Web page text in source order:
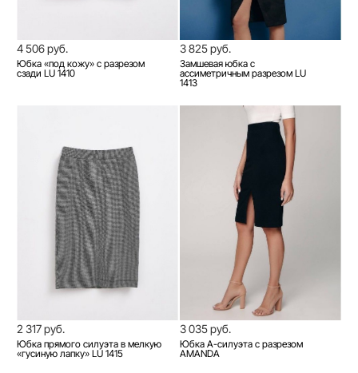
4 506 руб.
Юбка «под кожу» с разрезом
сзади LU 1410
3 825 руб.
Замшевая юбка с
ассиметричным разрезом LU
1413
2 317 руб.
Юбка прямого силуэта в мелкую
«гусиную лапку» LU 1415
3 035 руб.
Юбка A-силуэта с разрезом
AMANDA